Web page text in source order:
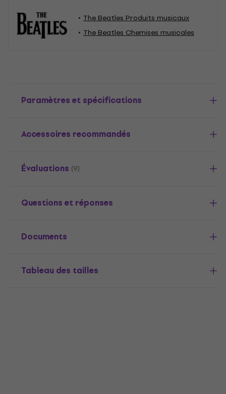
The Beatles Produits musicaux
The Beatles Chemises musicales
Paramètres et spécifications
Accessoires recommandés
Évaluations (9)
Questions et réponses
Documents
Tableau des tailles